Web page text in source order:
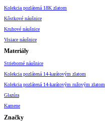
Kolekcia pozlátená 18K zlatom
Kôstkové náušnice
Kruhové náušnice
Visiace náušnice
Materiály
Strieborné náušnice
Kolekcia pozlátená 14-karátovým zlatom
Kolekcia pozlátená 14-karátovým ružovým zlatom
Glazúra
Kamene
Značky